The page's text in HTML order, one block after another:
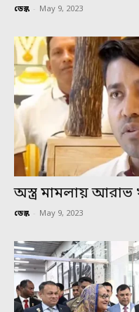
ডেস্ক - May 9, 2023
অস্ত্র মামলায় আরাভ
ডেস্ক - May 9, 2023